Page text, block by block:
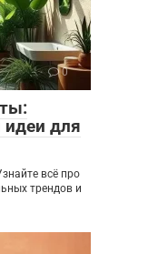
0
для
всё про
трендов и